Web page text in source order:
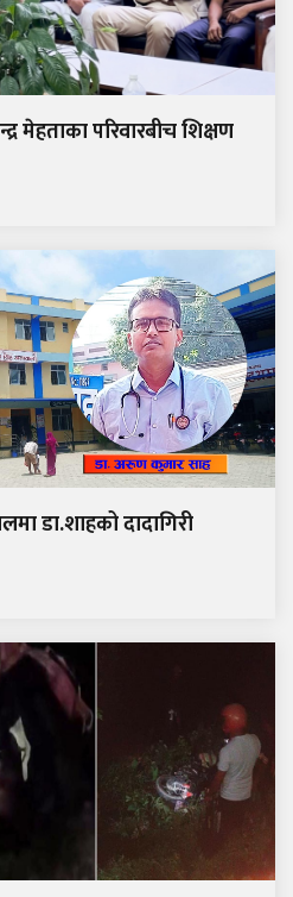
मेहताका परिवारबीच शिक्षण
डा.शाहको दादागिरी